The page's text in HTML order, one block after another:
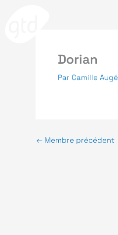
Dorian
Par Camille Augé
← Membre précédent